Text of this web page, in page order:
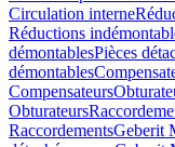
Circulation interne
Réductions
démontablesPièces
démontables
Compensateurs
Obturateurs
RaccordementsGeberit